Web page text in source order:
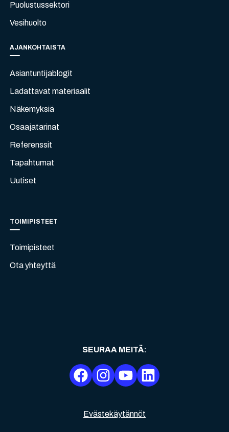
Puolustussektori
Vesihuolto
AJANKOHTAISTA
Asiantuntijablogit
Ladattavat materiaalit
Näkemyksiä
Osaajatarinat
Referenssit
Tapahtumat
Uutiset
TOIMIPISTEET
Toimipisteet
Ota yhteyttä
Evästekäytännöt
SEURAA MEITÄ: